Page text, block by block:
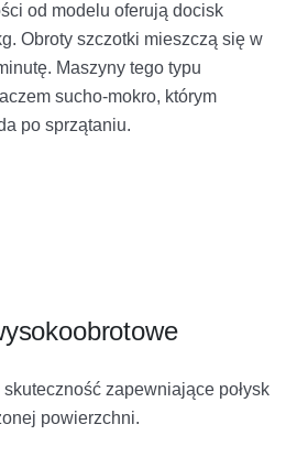
od modelu oferują docisk
Obroty szczotki mieszczą się w
Maszyny tego typu
sucho-mokro, którym
po sprzątaniu.
zapewniające połysk
powierzchni.